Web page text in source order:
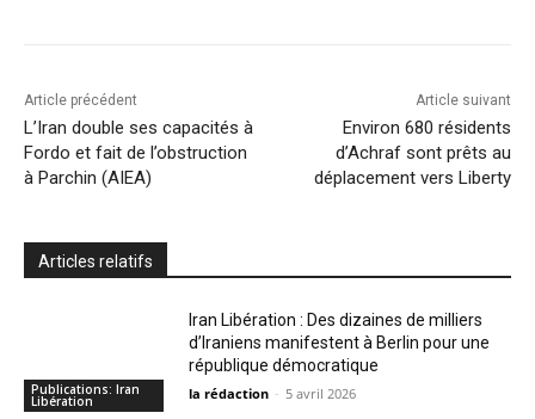
Article précédent
L’Iran double ses capacités à
Fordo et fait de l’obstruction
à Parchin (AIEA)
Article suivant
Environ 680 résidents
d’Achraf sont prêts au
déplacement vers Liberty
Articles relatifs
Publications: Iran
Libération
Iran Libération : Des dizaines de milliers
d’Iraniens manifestent à Berlin pour une
république démocratique
la rédaction - 5 avril 2026